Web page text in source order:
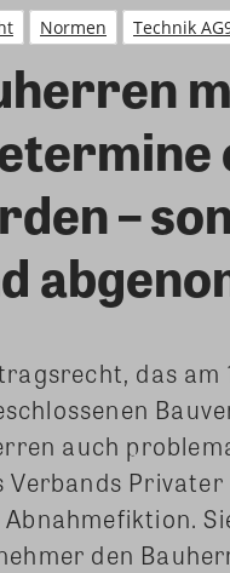
Normen Technik
–
das
auch
Verbands
den